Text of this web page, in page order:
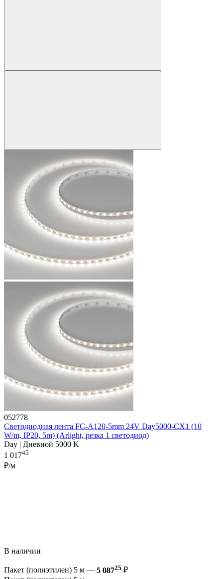
052778
Светодиодная лента FC-A120-5mm 24V Day5000-CX1 (10
W/m, IP20, 5m) (Arlight, резка 1 светодиод)
Day | Дневной 5000 K
1 01745
₽/м
В наличии
Пакет (полиэтилен) 5 м — 5 08725 ₽